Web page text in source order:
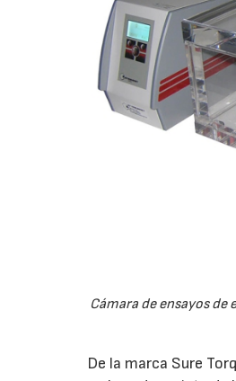
Cámara de ensayos de
De la marca Sure